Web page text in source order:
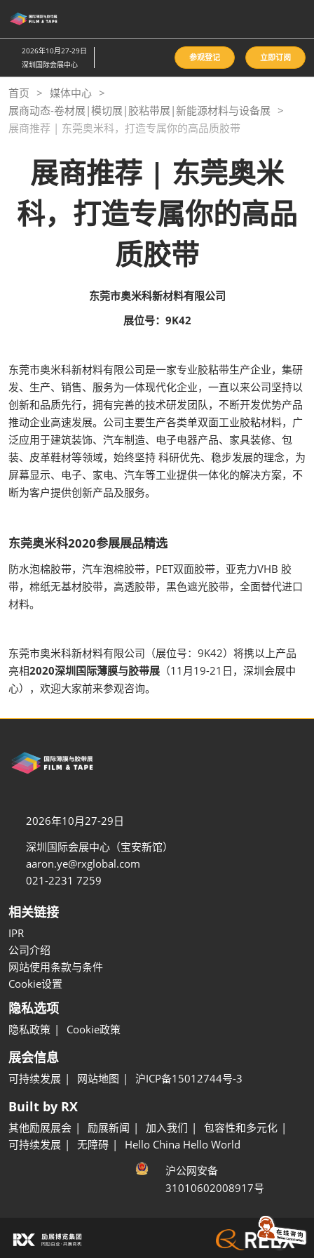
接
跳
至
内
容
2026年10月27-29日
深圳国际会展中心
参观登记 立即订阅
首页
媒体中心
展商动态-卷材展|模切展|胶粘带展|新能源材料与设备展
展商推荐 | 东莞奥米科，打造专属你的高品质胶带
展商推荐 | 东莞奥米
科，打造专属你的高品
质胶带
东莞市奥米科新材料有限公司
展位号：9K42
东莞市奥米科新材料有限公司是一家专业胶粘带生产企业，集研
发、生产、销售、服务为一体现代化企业，一直以来公司坚持以
创新和品质先行，拥有完善的技术研发团队，不断开发优势产品
推动企业高速发展。公司主要生产各类单双面工业胶粘材料，广
泛应用于建筑装饰、汽车制造、电子电器产品、家具装修、包
装、皮革鞋材等领域，始终坚持 科研优先、稳步发展的理念，为
屏幕显示、电子、家电、汽车等工业提供一体化的解决方案，不
断为客户提供创新产品及服务。
东莞奥米科2020参展展品精选
防水泡棉胶带，汽车泡棉胶带，PET双面胶带，亚克力VHB 胶
带，棉纸无基材胶带，高透胶带，黑色遮光胶带，全面替代进口
材料。
东莞市奥米科新材料有限公司（展位号：9K42）将携以上产品
亮相2020深圳国际薄膜与胶带展 （11月19-21日，深圳会展中
心），欢迎大家前来参观咨询。
2026年10月27-29日
深圳国际会展中心（宝安新馆）
aaron.ye@rxglobal.com
021-2231 7259
相关链接
IPR
公司介绍
网站使用条款与条件
Cookie设置
隐私选项
隐私政策 Cookie政策
展会信息
可持续发展 网站地图 沪ICP备15012744号-3
Built by RX
其他励展展会 励展新闻 加入我们
包容性和多元化
可持续发展
无障碍
Hello China Hello World
沪公网安备
31010602008917号